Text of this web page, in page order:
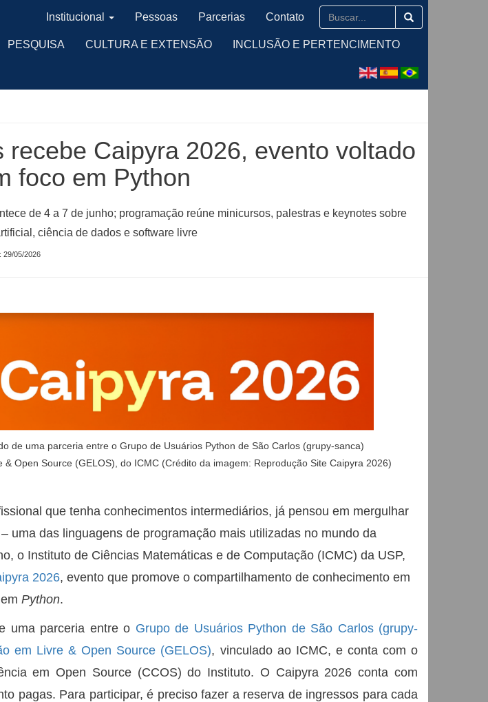
PESQUISA CULTURA E EXTENSÃO INCLUSÃO E PERTENCIMENTO
Institucional Pessoas Parcerias Contato
recebe Caipyra 2026, evento voltado
foco em Python
de 4 a 7 de junho; programação reúne minicursos, palestras e keynotes sobre
ciência de dados e software livre
29/05/2026
de uma parceria entre o Grupo de Usuários Python de São Carlos (grupy-sanca)
Open Source (GELOS), do ICMC (Crédito da imagem: Reprodução Site Caipyra 2026)
que tenha conhecimentos intermediários, já pensou em mergulhar
uma das linguagens de programação mais utilizadas no mundo da
o Instituto de Ciências Matemáticas e de Computação (ICMC) da USP,
2026, evento que promove o compartilhamento de conhecimento em
Python.
uma parceria entre o Grupo de Usuários Python de São Carlos (grupy-
em Livre & Open Source (GELOS), vinculado ao ICMC, e conta com o
em Open Source (CCOS) do Instituto. O Caipyra 2026 conta com
pagas. Para participar, é preciso fazer a reserva de ingressos para cada